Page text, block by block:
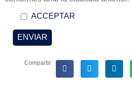
ACCEPTAR
Compartir